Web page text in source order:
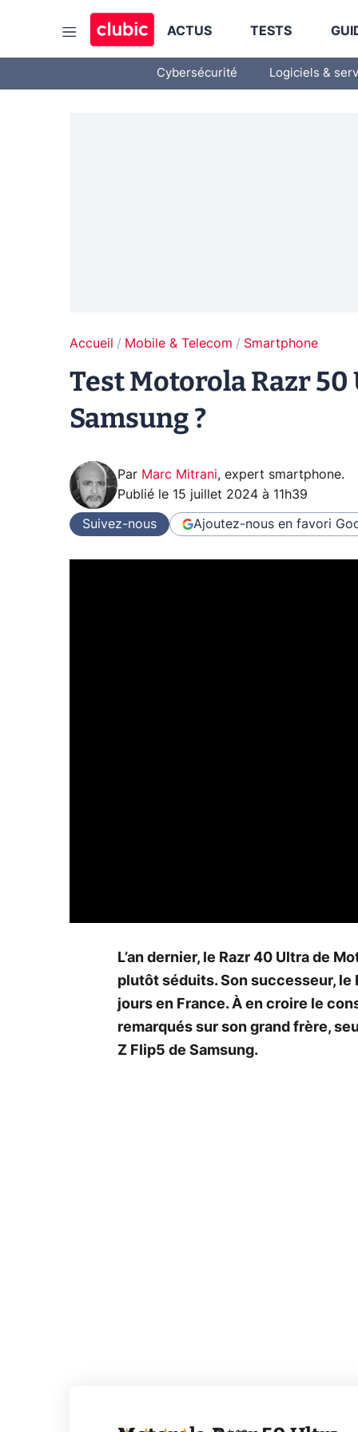
ACTUS TESTS
Cybersécurité Logiciels &
Accueil Mobile & Telecom Smartphone
Test Motorola Razr 50
Samsung ?
Par Marc Mitrani, expert smartphone.
Publié le 15 juillet 2024 à 11h39
Suivez-nous Ajoutez-nous en favori
L’an dernier, le Razr 40 Ultra de
plutôt séduits. Son successeur,
jours en France. À en croire le
remarqués sur son grand frère,
Z Flip5 de Samsung.